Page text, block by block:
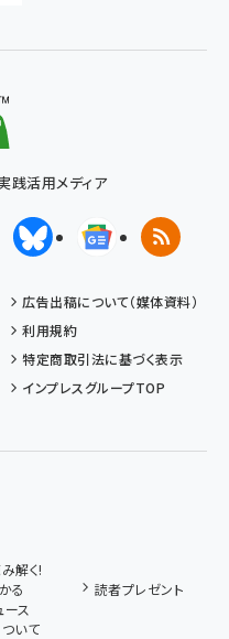
践活用メディア
エックス)BlueskyGoogleニュ
RSS
広告出稿について（媒体資料）
利用規約
特定商取引法に基づく表示
インプレスグループTOP
解く!
る
ース
読者プレゼント
いて